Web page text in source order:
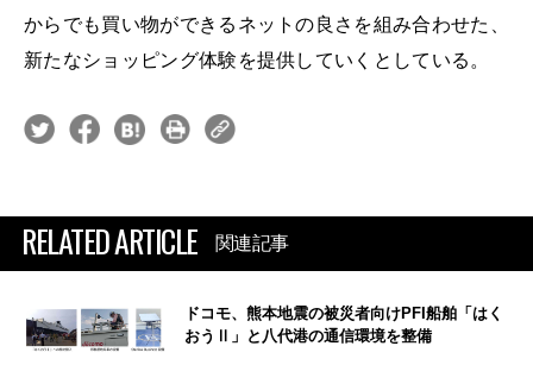
からでも買い物ができるネットの良さを組み合わせた、
新たなショッピング体験を提供していくとしている。
RELATED ARTICLE 関連記事
ドコモ、熊本地震の被災者向けPFI船舶「はく
おうⅡ」と八代港の通信環境を整備